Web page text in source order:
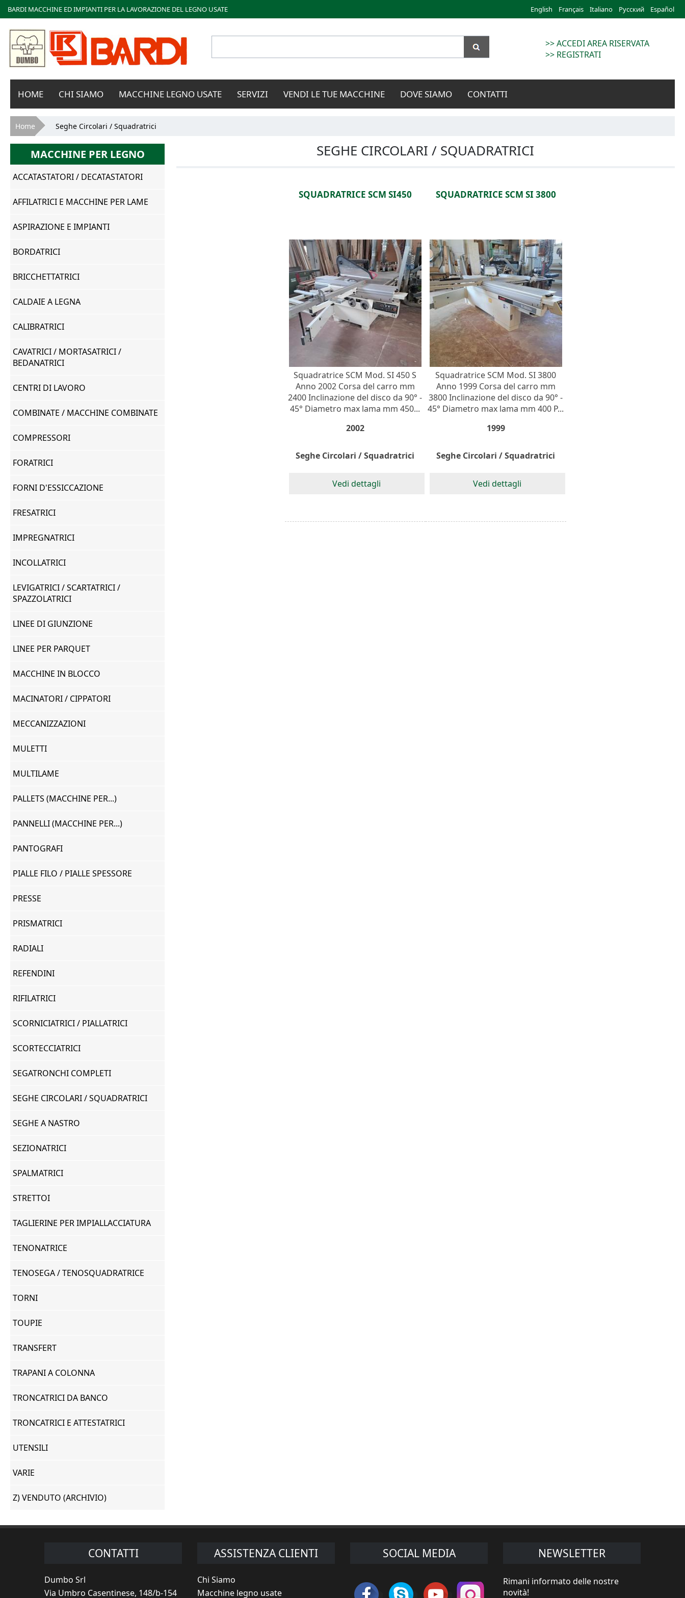
contenuto
BARDI MACCHINE ED IMPIANTI PER LA LAVORAZIONE DEL LEGNO USATE English Français Italiano Русский Español
Bardi
Macchine
>> ACCEDI AREA RISERVATA
>> REGISTRATI
HOME CHI SIAMO MACCHINE LEGNO USATE SERVIZI VENDI LE TUE MACCHINE DOVE SIAMO CONTATTI
Tu sei qui
Home Seghe Circolari / Squadratrici
SEGHE CIRCOLARI / SQUADRATRICI
SQUADRATRICE SCM SI450
Squadratrice SCM Mod. SI 450 S
Anno 2002 Corsa del carro mm
2400 Inclinazione del disco da 90° -
45° Diametro max lama mm 450...
2002
Seghe Circolari / Squadratrici
Vedi dettagli
SQUADRATRICE SCM SI 3800
Squadratrice SCM Mod. SI 3800
Anno 1999 Corsa del carro mm
3800 Inclinazione del disco da 90° -
45° Diametro max lama mm 400 P...
1999
Seghe Circolari / Squadratrici
Vedi dettagli
MACCHINE PER LEGNO
ACCATASTATORI / DECATASTATORI
AFFILATRICI E MACCHINE PER LAME
ASPIRAZIONE E IMPIANTI
BORDATRICI
BRICCHETTATRICI
CALDAIE A LEGNA
CALIBRATRICI
CAVATRICI / MORTASATRICI /
BEDANATRICI
CENTRI DI LAVORO
COMBINATE / MACCHINE COMBINATE
COMPRESSORI
FORATRICI
FORNI D'ESSICCAZIONE
FRESATRICI
IMPREGNATRICI
INCOLLATRICI
LEVIGATRICI / SCARTATRICI /
SPAZZOLATRICI
LINEE DI GIUNZIONE
LINEE PER PARQUET
MACCHINE IN BLOCCO
MACINATORI / CIPPATORI
MECCANIZZAZIONI
MULETTI
MULTILAME
PALLETS (MACCHINE PER...)
PANNELLI (MACCHINE PER...)
PANTOGRAFI
PIALLE FILO / PIALLE SPESSORE
PRESSE
PRISMATRICI
RADIALI
REFENDINI
RIFILATRICI
SCORNICIATRICI / PIALLATRICI
SCORTECCIATRICI
SEGATRONCHI COMPLETI
SEGHE CIRCOLARI / SQUADRATRICI
SEGHE A NASTRO
SEZIONATRICI
SPALMATRICI
STRETTOI
TAGLIERINE PER IMPIALLACCIATURA
TENONATRICE
TENOSEGA / TENOSQUADRATRICE
TORNI
TOUPIE
TRANSFERT
TRAPANI A COLONNA
TRONCATRICI DA BANCO
TRONCATRICI E ATTESTATRICI
UTENSILI
VARIE
Z) VENDUTO (ARCHIVIO)
CONTATTI
Dumbo Srl
Via Umbro Casentinese, 148/b-154
ASSISTENZA CLIENTI
Chi Siamo
Macchine legno usate
SOCIAL MEDIA NEWSLETTER
Rimani informato delle nostre
novità!